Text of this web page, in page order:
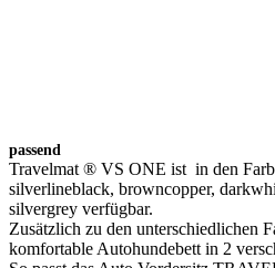
passend
Travelmat ® VS ONE ist in den
silverlineblack, browncopper,
silvergrey verfügbar.
Zusätzlich zu den unterschiedlichen
komfortable Autohundebett in 2